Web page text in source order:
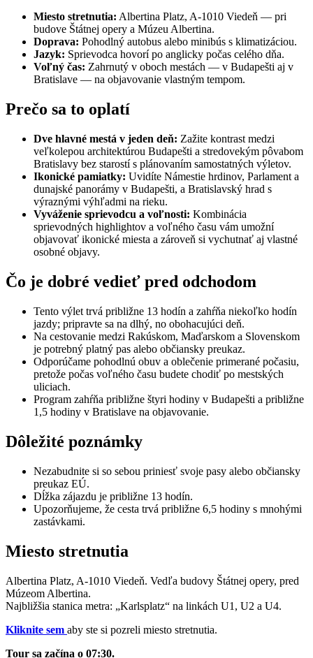
Miesto stretnutia: Albertina Platz, A-1010 Viedeň — pri
budove Štátnej opery a Múzeu Albertina.
Doprava: Pohodlný autobus alebo minibús s klimatizáciou.
Jazyk: Sprievodca hovorí po anglicky počas celého dňa.
Voľný čas: Zahrnutý v oboch mestách — v Budapešti aj v
Bratislave — na objavovanie vlastným tempom.
Prečo sa to oplatí
Dve hlavné mestá v jeden deň: Zažite kontrast medzi
veľkolepou architektúrou Budapešti a stredovekým pôvabom
Bratislavy bez starostí s plánovaním samostatných výletov.
Ikonické pamiatky: Uvidíte Námestie hrdinov, Parlament a
dunajské panorámy v Budapešti, a Bratislavský hrad s
výraznými výhľadmi na rieku.
Vyváženie sprievodcu a voľnosti: Kombinácia
sprievodných highlightov a voľného času vám umožní
objavovať ikonické miesta a zároveň si vychutnať aj vlastné
osobné objavy.
Čo je dobré vedieť pred odchodom
Tento výlet trvá približne 13 hodín a zahŕňa niekoľko hodín
jazdy; pripravte sa na dlhý, no obohacujúci deň.
Na cestovanie medzi Rakúskom, Maďarskom a Slovenskom
je potrebný platný pas alebo občiansky preukaz.
Odporúčame pohodlnú obuv a oblečenie primerané počasiu,
pretože počas voľného času budete chodiť po mestských
uliciach.
Program zahŕňa približne štyri hodiny v Budapešti a približne
1,5 hodiny v Bratislave na objavovanie.
Dôležité poznámky
Nezabudnite si so sebou priniesť svoje pasy alebo občiansky
preukaz EÚ.
Dĺžka zájazdu je približne 13 hodín.
Upozorňujeme, že cesta trvá približne 6,5 hodiny s mnohými
zastávkami.
Miesto stretnutia
Albertina Platz, A-1010 Viedeň. Vedľa budovy Štátnej opery, pred
Múzeom Albertina.
Najbližšia stanica metra: „Karlsplatz“ na linkách U1, U2 a U4.
Kliknite sem aby ste si pozreli miesto stretnutia.
Tour sa začína o 07:30.